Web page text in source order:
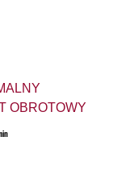
OBROTOWY